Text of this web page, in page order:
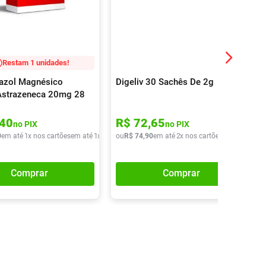
Restam 1 unidades!
Magnésico
20mg 28
no PIX
em até 1x nos cartõesem até 1x de R$ 46,80
Comprar
Digeliv 30 Sachês De 2g
R$ 72,65no PIX
ou R$ 74,90em até2x nos cartões
Comprar